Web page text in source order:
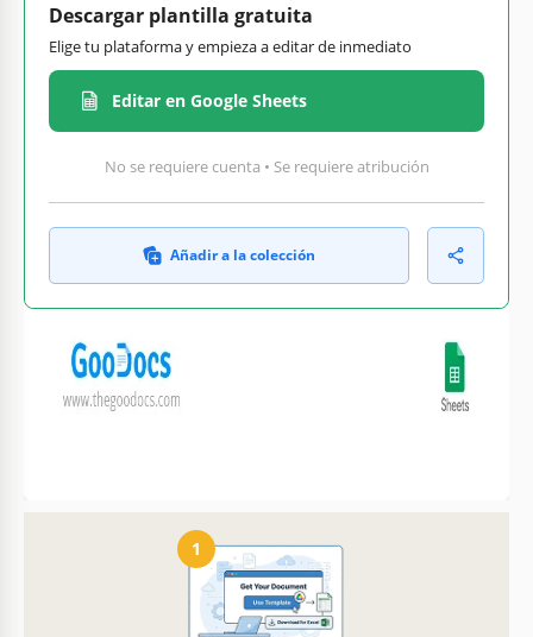
Descargar plantilla gratuita
Elige tu plataforma y empieza a editar de inmediato
Editar en Google Sheets
No se requiere cuenta • Se requiere atribución
Añadir a la colección
Personaliza texto, imágenes
Listo para imprimir en casa
1